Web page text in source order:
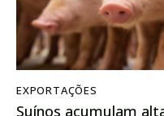
EXPORTAÇÕES
Suínos acumulam